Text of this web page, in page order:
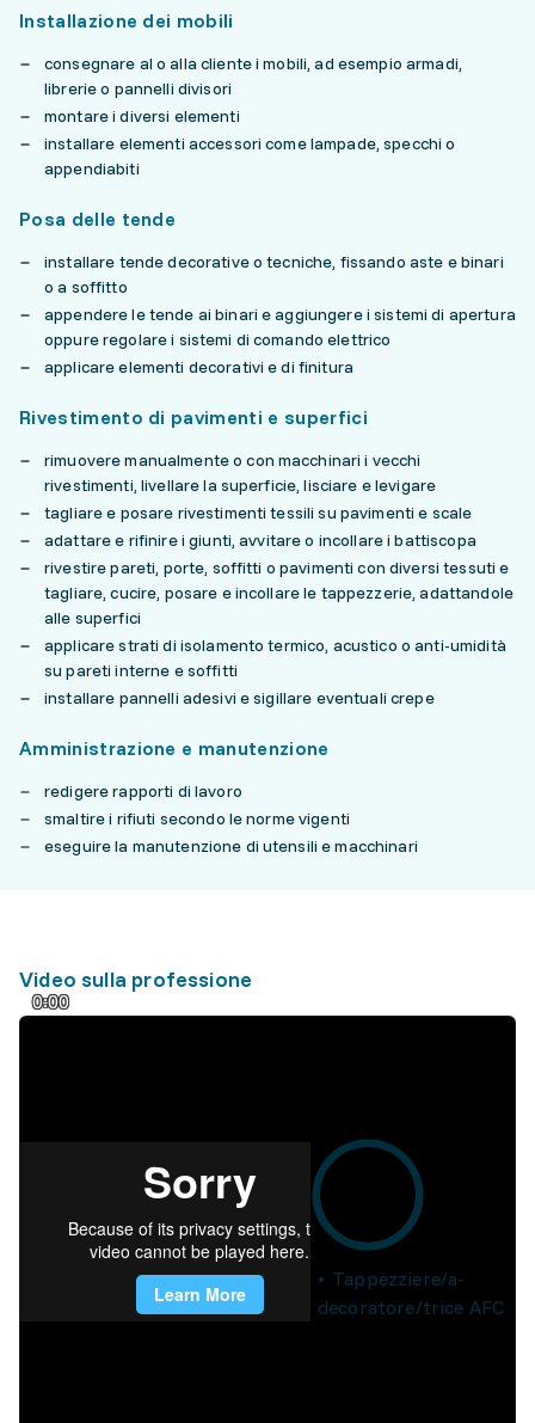
Installazione dei mobili
consegnare al o alla cliente i mobili, ad esempio armadi,
librerie o pannelli divisori
montare i diversi elementi
installare elementi accessori come lampade, specchi o
appendiabiti
Posa delle tende
installare tende decorative o tecniche, fissando aste e binari
o a soffitto
appendere le tende ai binari e aggiungere i sistemi di apertura
oppure regolare i sistemi di comando elettrico
applicare elementi decorativi e di finitura
Rivestimento di pavimenti e superfici
rimuovere manualmente o con macchinari i vecchi
rivestimenti, livellare la superficie, lisciare e levigare
tagliare e posare rivestimenti tessili su pavimenti e scale
adattare e rifinire i giunti, avvitare o incollare i battiscopa
rivestire pareti, porte, soffitti o pavimenti con diversi tessuti e
tagliare, cucire, posare e incollare le tappezzerie, adattandole
alle superfici
applicare strati di isolamento termico, acustico o anti-umidità
su pareti interne e soffitti
installare pannelli adesivi e sigillare eventuali crepe
Amministrazione e manutenzione
redigere rapporti di lavoro
smaltire i rifiuti secondo le norme vigenti
eseguire la manutenzione di utensili e macchinari
Video sulla professione
0:00
Tappezziere/a-
decoratore/trice AFC